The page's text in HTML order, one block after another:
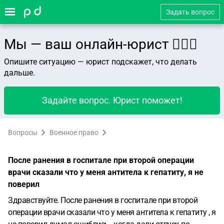
Задать вопрос
Мы — ваш онлайн-юрист 👨🏻‍⚖️
Опишите ситуацию — юрист подскажет, что делать
дальше.
Задайте вопрос. Юрист поможет!
Вопросы Военное право
После ранения в госпитале при второй операции
врачи сказали что у меня антитела к гепатиту, я не
поверил
Здравствуйте. После ранения в госпитале при второй
операции врачи сказали что у меня антитела к гепатиту , я